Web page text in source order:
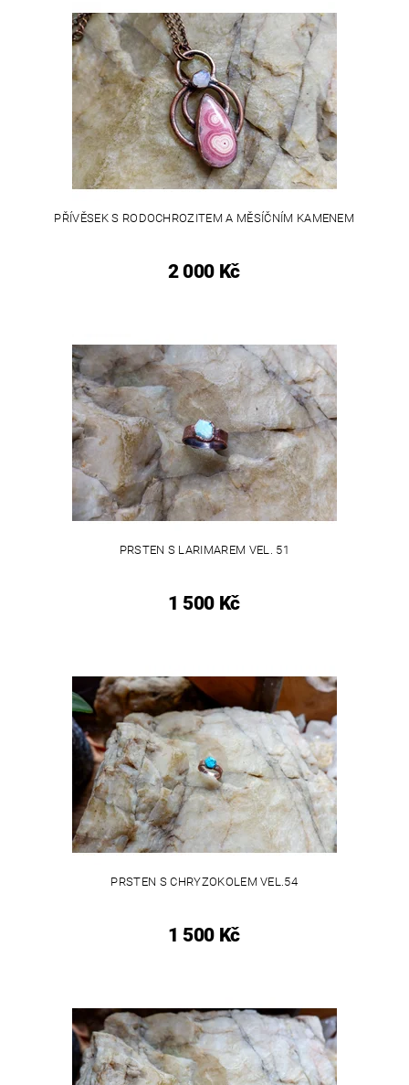
PŘÍVĚSEK S RODOCHROZITEM A MĚSÍČNÍM KAMENEM
2 000 Kč
PRSTEN S LARIMAREM VEL. 51
1 500 Kč
PRSTEN S CHRYZOKOLEM VEL.54
1 500 Kč